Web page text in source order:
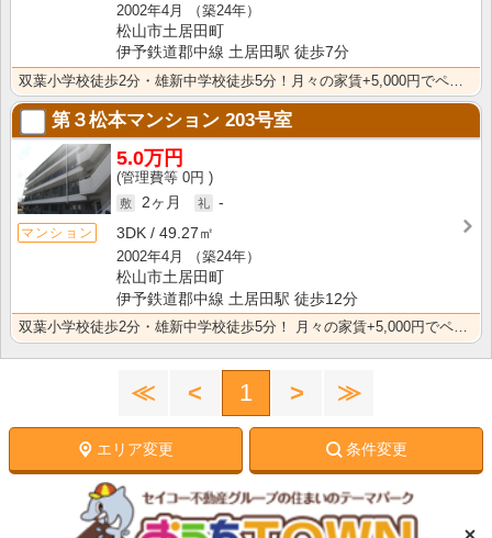
2002年4月
（築24年）
松山市土居田町
伊予鉄道郡中線 土居田駅 徒歩7分
第３松本マンション 203号室
マンション
5.0万円
0円
2ヶ月
-
3DK
49.27㎡
2002年4月
（築24年）
松山市土居田町
伊予鉄道郡中線 土居田駅 徒歩12分
双葉小学校徒歩2分・雄新中学校徒歩5分！ 月々の家賃+5,000円でペット（犬・猫）可
≪ < 1 > ≫
エリア変更 条件変更